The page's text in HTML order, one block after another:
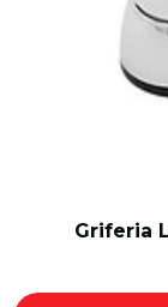
Griferia